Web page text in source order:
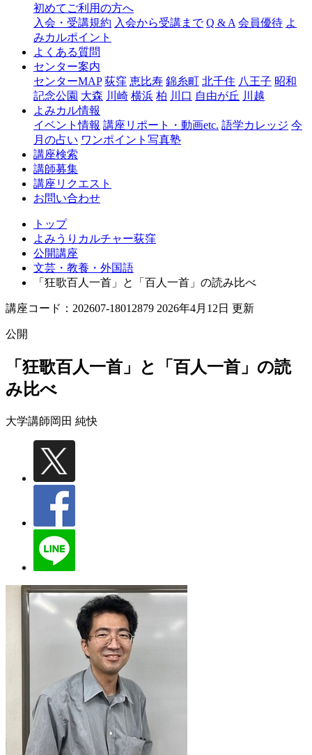
ャ
窪
初めてご利用の方へ
入会・受講規約 入会から受講まで Q & A 会員優待 よ
みカルポイント
よくある質問
センター案内
センターMAP 荻窪 恵比寿 錦糸町 北千住 八王子 昭和
記念公園 大森 川崎 横浜 柏 川口 自由が丘 川越
よみカル情報
イベント情報 講座リポート・動画etc. 語学カレッジ 今
月の占い ワンポイント写真塾
講座検索
講師募集
講座リクエスト
お問い合わせ
トップ
よみうりカルチャー荻窪
公開講座
文芸・教養・外国語
「狂歌百人一首」と「百人一首」の読み比べ
講座コード：202607-18012879 2026年4月12日 更新
公開
「狂歌百人一首」と「百人一首」の読
み比べ
大学講師岡田 純快